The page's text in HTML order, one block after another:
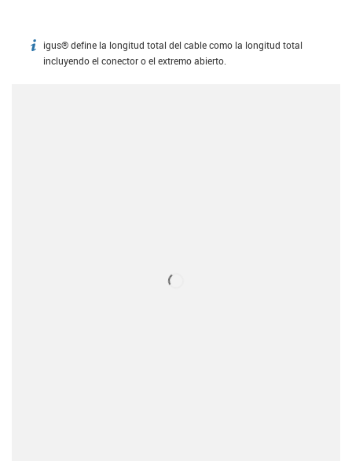
igus-icon-info
igus® define la longitud total del cable como la longitud total
incluyendo el conector o el extremo abierto.